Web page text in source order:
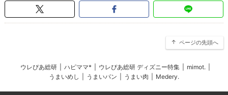
ページの先頭へ
ウレぴあ総研 ハピママ* ウレぴあ総研 ディズニー特集 mimot.
うまいめし
うまいパン うまい肉 Medery.